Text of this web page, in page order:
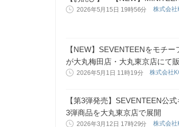
2026年5月15日 19時56分 株式会社
【NEW】SEVENTEENをモチ
が大丸梅田店・大丸東京店にて
2026年5月1日 11時19分 株式会社
【第3弾発売】SEVENTEEN公
3弾商品を大丸東京店で展開
2026年3月12日 17時29分 株式会社